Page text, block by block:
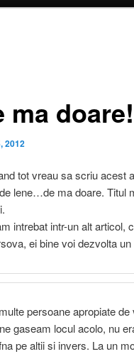
ma doare!
2012
tot vreau sa scriu acest
lene…de ma doare. Titul
intrebat intr-un alt articol,
ei bine voi dezvolta
persoane apropiate
gaseam locul acolo, nu
pe altii si invers. La un